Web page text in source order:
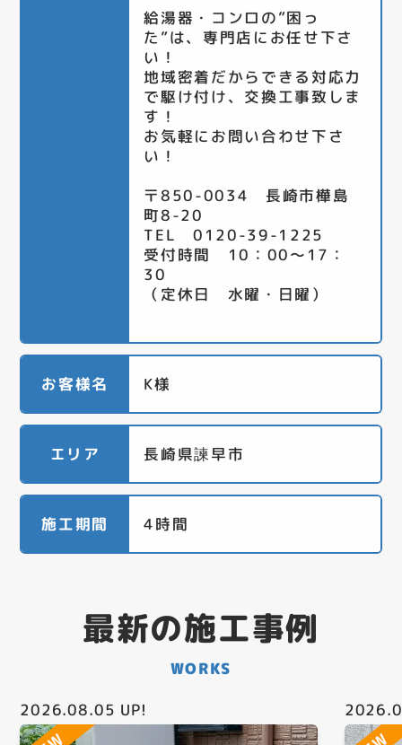
給湯器・コンロの”困っ
た”は、専門店にお任せ下さ
い！
地域密着だからできる対応力
で駆け付け、交換工事致しま
す！
お気軽にお問い合わせ下さ
い！
〒850-0034 長崎市樺島
町8-20
TEL 0120-39-1225
受付時間 10：00～17：
30
（定休日 水曜・日曜）
お客様名 K様
エリア 長崎県諫早市
施工期間 4時間
最新の施工事例
WORKS
2026.08.05 UP!